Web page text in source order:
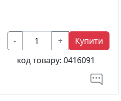
- +
Купити
код товару: 0416091